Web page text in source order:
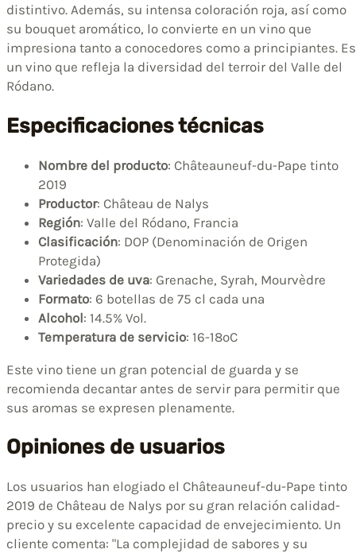
distintivo. Además, su intensa coloración roja, así como
su bouquet aromático, lo convierte en un vino que
impresiona tanto a conocedores como a principiantes. Es
un vino que refleja la diversidad del terroir del Valle del
Ródano.
Especificaciones técnicas
Nombre del producto: Châteauneuf-du-Pape tinto
2019
Productor: Château de Nalys
Región: Valle del Ródano, Francia
Clasificación: DOP (Denominación de Origen
Protegida)
Variedades de uva: Grenache, Syrah, Mourvèdre
Formato: 6 botellas de 75 cl cada una
Alcohol: 14.5% Vol.
Temperatura de servicio: 16-18ºC
Este vino tiene un gran potencial de guarda y se
recomienda decantar antes de servir para permitir que
sus aromas se expresen plenamente.
Opiniones de usuarios
Los usuarios han elogiado el Châteauneuf-du-Pape tinto
2019 de Château de Nalys por su gran relación calidad-
precio y su excelente capacidad de envejecimiento. Un
cliente comenta: "La complejidad de sabores y su